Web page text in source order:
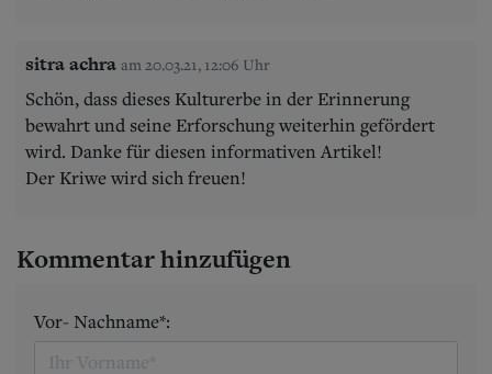
sitra achra am 20.03.21, 12:06 Uhr
Schön, dass dieses Kulturerbe in der Erinnerung
bewahrt und seine Erforschung weiterhin gefördert
wird. Danke für diesen informativen Artikel!
Der Kriwe wird sich freuen!
Kommentar hinzufügen
Vor- Nachname*: